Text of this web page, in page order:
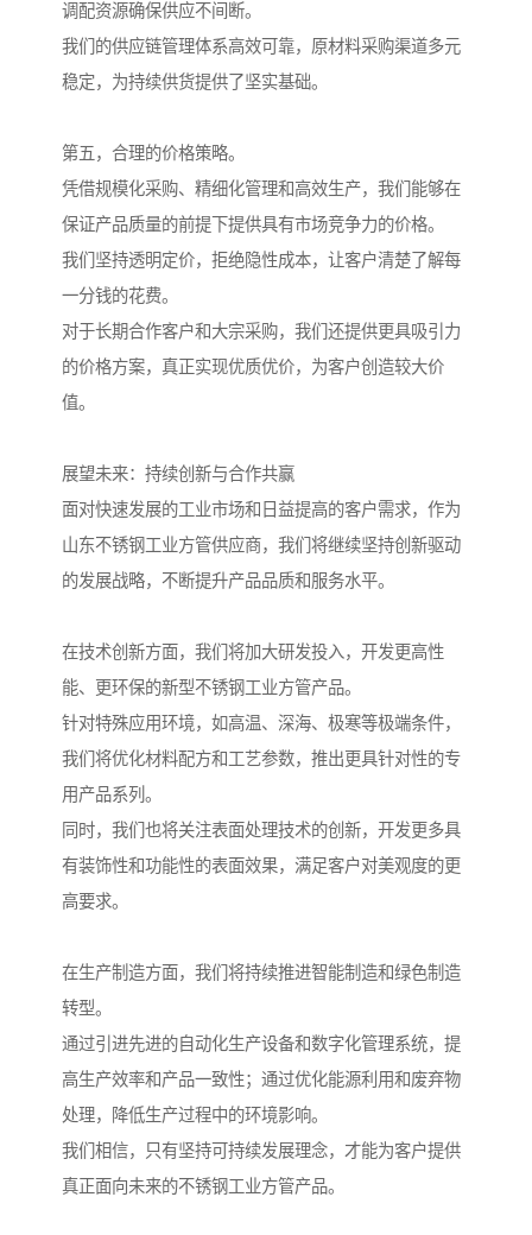
调配资源确保供应不间断。
我们的供应链管理体系高效可靠，原材料采购渠道多元
稳定，为持续供货提供了坚实基础。
第五，合理的价格策略。
凭借规模化采购、精细化管理和高效生产，我们能够在
保证产品质量的前提下提供具有市场竞争力的价格。
我们坚持透明定价，拒绝隐性成本，让客户清楚了解每
一分钱的花费。
对于长期合作客户和大宗采购，我们还提供更具吸引力
的价格方案，真正实现优质优价，为客户创造较大价
值。
展望未来：持续创新与合作共赢
面对快速发展的工业市场和日益提高的客户需求，作为
山东不锈钢工业方管供应商，我们将继续坚持创新驱动
的发展战略，不断提升产品品质和服务水平。
在技术创新方面，我们将加大研发投入，开发更高性
能、更环保的新型不锈钢工业方管产品。
针对特殊应用环境，如高温、深海、极寒等极端条件，
我们将优化材料配方和工艺参数，推出更具针对性的专
用产品系列。
同时，我们也将关注表面处理技术的创新，开发更多具
有装饰性和功能性的表面效果，满足客户对美观度的更
高要求。
在生产制造方面，我们将持续推进智能制造和绿色制造
转型。
通过引进先进的自动化生产设备和数字化管理系统，提
高生产效率和产品一致性；通过优化能源利用和废弃物
处理，降低生产过程中的环境影响。
我们相信，只有坚持可持续发展理念，才能为客户提供
真正面向未来的不锈钢工业方管产品。